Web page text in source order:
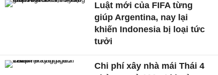
Luật mới của FIFA từng
giúp Argentina, nay lại
khiến Indonesia bị loại tức
tưởi
Chi phí xây nhà mái Thái 4